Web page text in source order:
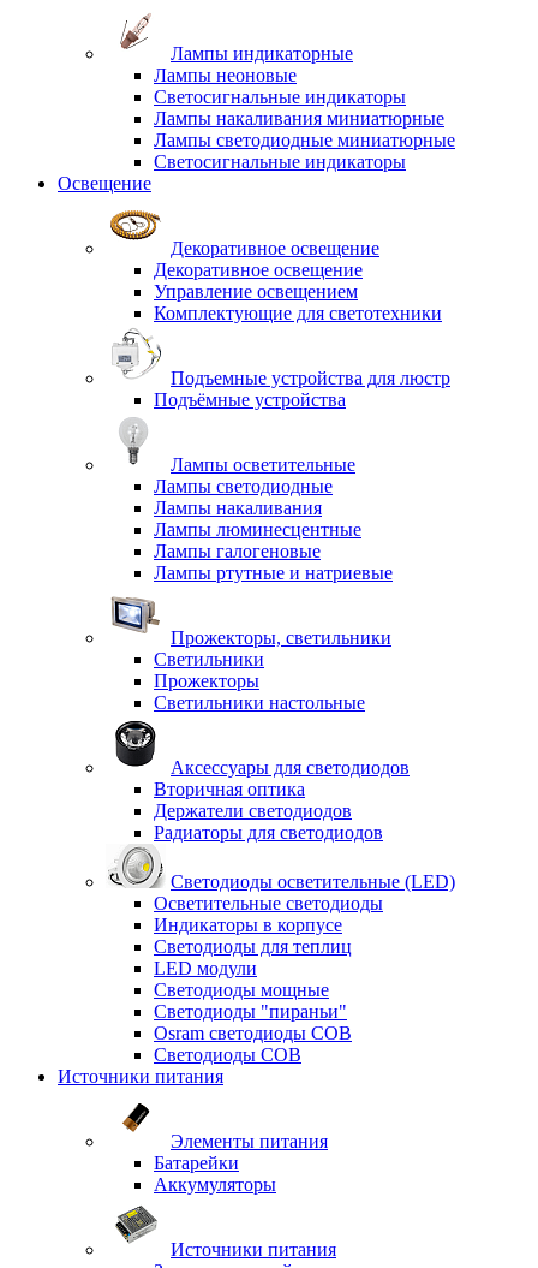
Лампы индикаторные
Лампы неоновые
Светосигнальные индикаторы
Лампы накаливания миниатюрные
Лампы светодиодные миниатюрные
Светосигнальные индикаторы
Освещение
Декоративное освещение
Декоративное освещение
Управление освещением
Комплектующие для светотехники
Подъемные устройства для люстр
Подъёмные устройства
Лампы осветительные
Лампы светодиодные
Лампы накаливания
Лампы люминесцентные
Лампы галогеновые
Лампы ртутные и натриевые
Прожекторы, светильники
Светильники
Прожекторы
Светильники настольные
Аксессуары для светодиодов
Вторичная оптика
Держатели светодиодов
Радиаторы для светодиодов
Светодиоды осветительные (LED)
Осветительные светодиоды
Индикаторы в корпусе
Светодиоды для теплиц
LED модули
Светодиоды мощные
Светодиоды "пираньи"
Osram светодиоды COB
Светодиоды COB
Источники питания
Элементы питания
Батарейки
Аккумуляторы
Источники питания